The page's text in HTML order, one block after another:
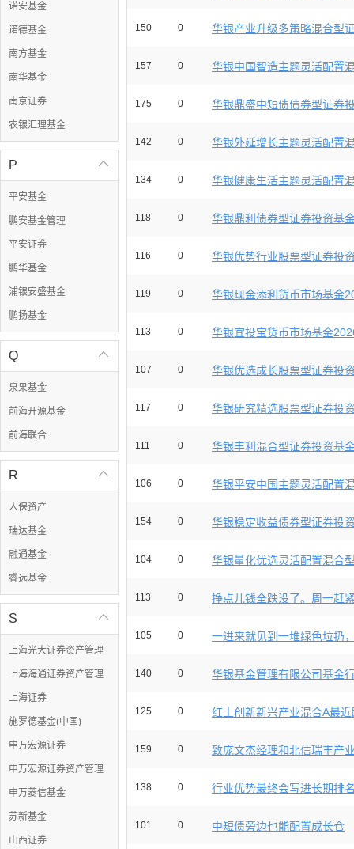
诺安基金
诺德基金
南方基金
南华基金
南京证券
农银汇理基金

P
平安基金
鹏安基金管理
平安证券
鹏华基金
浦银安盛基金
鹏扬基金

Q
泉果基金
前海开源基金
前海联合

R
人保资产
瑞达基金
融通基金
睿远基金

S
上海光大证券资产管理
上海海通证券资产管理
上海证券
施罗德基金(中国)
申万宏源证券
申万宏源证券资产管理
申万菱信基金
苏新基金
山西证券
150 0 华银产业升级多策略混合型
157 0 华银中国智造主题灵活配置
175 0 华银鼎盛中短债债券型证券
142 0 华银外延增长主题灵活配置
134 0 华银健康生活主题灵活配置
118 0 华银鼎利债券型证券投资基
116 0 华银优势行业股票型证券投
119 0 华银现金添利货币市场基金
113 0 华银宜投宝货币市场基金
107 0 华银优选成长股票型证券投
117 0 华银研究精选股票型证券投
111 0 华银丰利混合型证券投资基
106 0 华银平安中国主题灵活配置
154 0 华银稳定收益债券型证券投
104 0 华银量化优选灵活配置混合
113 0 挣点儿钱全跌没了。周一赶
105 0 一进来就见到一堆绿色垃扔
140 0 华银基金管理有限公司基金
125 0 红土创新新兴产业混合A最
159 0 致庞文杰经理和北信瑞丰产
138 0 行业优势最终会写进长期排
101 0 中短债旁边也能配置成长仓